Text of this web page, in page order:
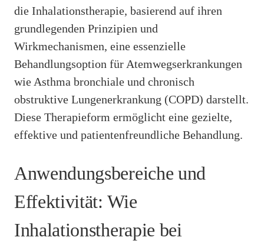
die Inhalationstherapie, basierend auf ihren
grundlegenden Prinzipien und
Wirkmechanismen, eine essenzielle
Behandlungsoption für Atemwegserkrankungen
wie Asthma bronchiale und chronisch
obstruktive Lungenerkrankung (COPD) darstellt.
Diese Therapieform ermöglicht eine gezielte,
effektive und patientenfreundliche Behandlung.
Anwendungsbereiche und
Effektivität: Wie
Inhalationstherapie bei